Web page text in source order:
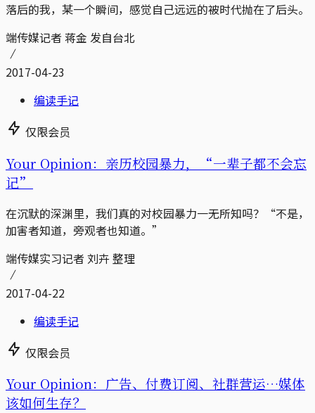
落后的我，某一个瞬间，感觉自己远远的被时代抛在了后头。
端传媒记者 蒋金 发自台北
2017-04-23
编读手记
仅限会员
Your Opinion：亲历校园暴力，“一辈子都不会忘
记”
在沉默的深渊里，我们真的对校园暴力一无所知吗？“不是，
加害者知道，旁观者也知道。”
端传媒实习记者 刘卉 整理
2017-04-22
编读手记
仅限会员
Your Opinion：广告、付费订阅、社群营运…媒体
该如何生存？